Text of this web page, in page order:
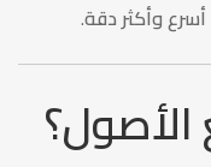
أسرع وأكثر دقة.